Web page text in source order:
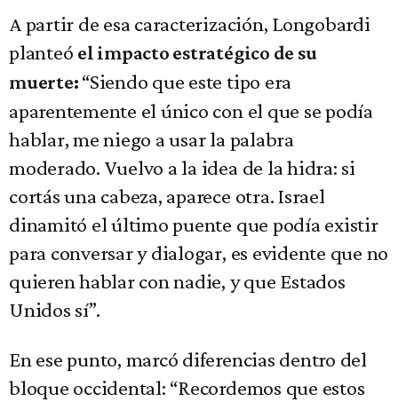
A partir de esa caracterización, Longobardi
planteó el impacto estratégico de su
muerte: “Siendo que este tipo era
aparentemente el único con el que se podía
hablar, me niego a usar la palabra
moderado. Vuelvo a la idea de la hidra: si
cortás una cabeza, aparece otra. Israel
dinamitó el último puente que podía existir
para conversar y dialogar, es evidente que no
quieren hablar con nadie, y que Estados
Unidos sí”.
En ese punto, marcó diferencias dentro del
bloque occidental: “Recordemos que estos